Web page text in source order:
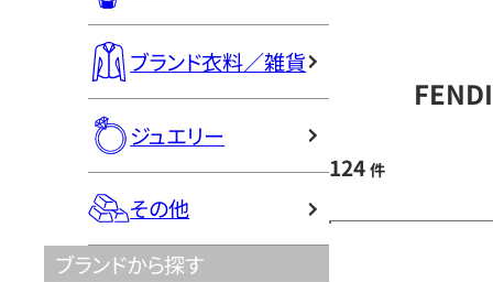
ブランド衣料／雑貨
ジュエリー
その他
ブランドから探す
124 件